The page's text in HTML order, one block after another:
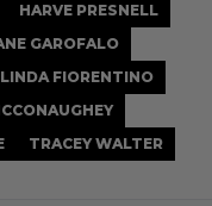
HARVE PRESNELL
GAROFALO
LINDA FIORENTINO
TRACEY WALTER